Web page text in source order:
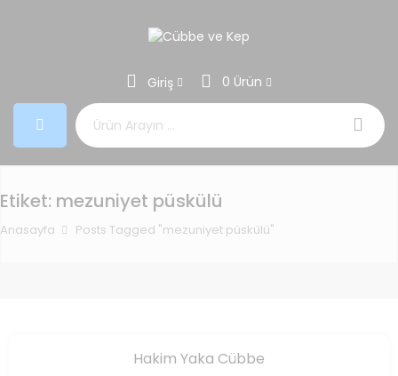
Giriş
0 Ürün
Etiket: mezuniyet püskülü
Anasayfa Posts Tagged "mezuniyet püskülü"
Hakim Yaka Cübbe